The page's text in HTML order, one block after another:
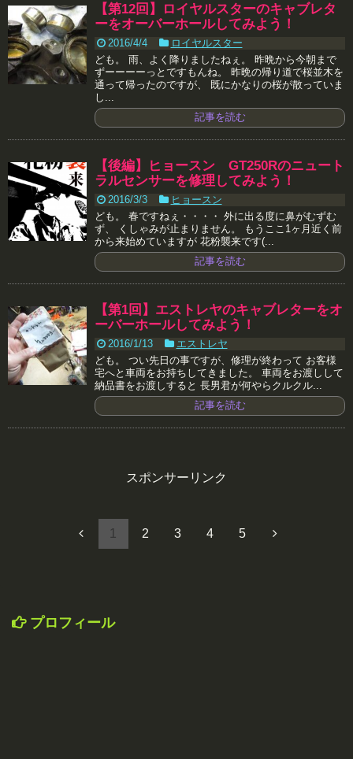
【第12回】ロイヤルスターのキャブレタ
ーをオーバーホールしてみよう！
2016/4/4
ロイヤルスター
ども。 雨、よく降りましたねぇ。 昨晩から今朝まで
ずーーーーっとですもんね。 昨晩の帰り道で桜並木を
通って帰ったのですが、 既にかなりの桜が散っていま
し...
記事を読む
【後編】ヒョースン GT250Rのニュート
ラルセンサーを修理してみよう！
2016/3/3
ヒョースン
ども。 春ですねぇ・・・・ 外に出る度に鼻がむずむ
ず、 くしゃみが止まりません。 もうここ1ヶ月近く前
から来始めていますが 花粉襲来です(...
記事を読む
【第1回】エストレヤのキャブレターをオ
ーバーホールしてみよう！
2016/1/13
エストレヤ
ども。 つい先日の事ですが、修理が終わって お客様
宅へと車両をお持ちしてきました。 車両をお渡しして
納品書をお渡しすると 長男君が何やらクルクル...
記事を読む
スポンサーリンク
1 2 3 4 5
プロフィール